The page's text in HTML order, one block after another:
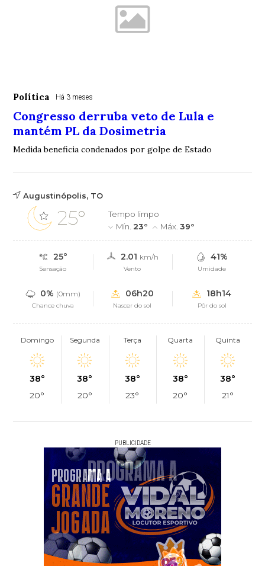
Política Há 3 meses
Congresso derruba veto de Lula e
mantém PL da Dosimetria
Medida beneficia condenados por golpe de Estado
Augustinópolis, TO
25°
Tempo limpo
Mín.23° Máx.39°
25°
Sensação
2.01 km/h
Vento
41%
Umidade
0% (0mm)
Chance chuva
06h20
Nascer do sol
18h14
Pôr do sol
Domingo
38°
20°
Segunda
38°
20°
Terça
38°
23°
Quarta
38°
20°
Quinta
38°
21°
PUBLICIDADE